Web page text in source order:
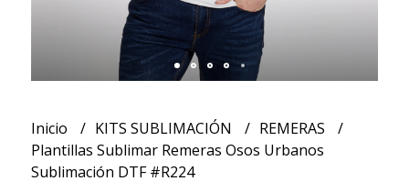
Inicio KITS SUBLIMACIÓN
REMERAS
Plantillas Sublimar Remeras Osos Urbanos
Sublimación DTF #R224